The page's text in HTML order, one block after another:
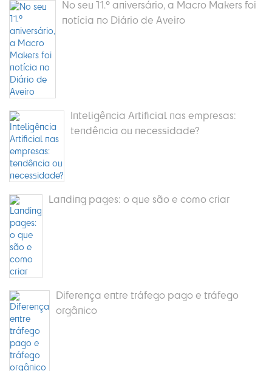
No seu 11.º aniversário, a Macro Makers foi
notícia no Diário de Aveiro
Inteligência Artificial nas empresas:
tendência ou necessidade?
Landing pages: o que são e como criar
Diferença entre tráfego pago e tráfego
orgânico